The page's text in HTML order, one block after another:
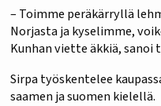
– Toimme peräkärryllä
Norjasta ja kyselimme,
Kunhan viette äkkiä, sanoi
Sirpa työskentelee
saamen ja suomen kielellä.